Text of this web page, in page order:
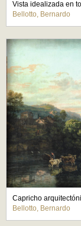
Vista idealizada en
Bellotto, Bernardo
Capricho
Bellotto, Bernardo